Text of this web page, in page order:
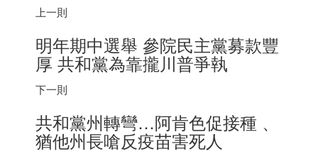
上一則
明年期中選舉 參院民主黨募款豐
厚 共和黨為靠攏川普爭執
下一則
共和黨州轉彎…阿肯色促接種 、
猶他州長嗆反疫苗害死人